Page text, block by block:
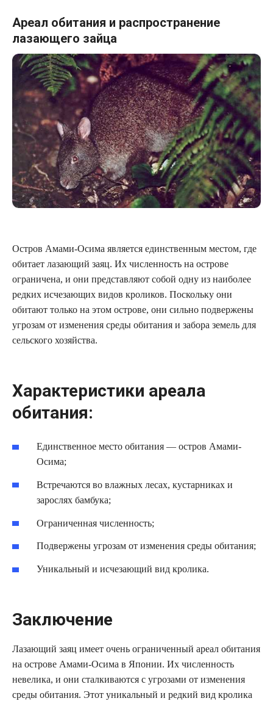
Ареал обитания и распространение
лазающего зайца
Остров Амами-Осима является единственным местом, где
обитает лазающий заяц. Их численность на острове
ограничена, и они представляют собой одну из наиболее
редких исчезающих видов кроликов. Поскольку они
обитают только на этом острове, они сильно подвержены
угрозам от изменения среды обитания и забора земель для
сельского хозяйства.
Характеристики ареала
обитания:
Единственное место обитания — остров Амами-
Осима;
Встречаются во влажных лесах, кустарниках и
зарослях бамбука;
Ограниченная численность;
Подвержены угрозам от изменения среды обитания;
Уникальный и исчезающий вид кролика.
Заключение
Лазающий заяц имеет очень ограниченный ареал обитания
на острове Амами-Осима в Японии. Их численность
невелика, и они сталкиваются с угрозами от изменения
среды обитания. Этот уникальный и редкий вид кролика